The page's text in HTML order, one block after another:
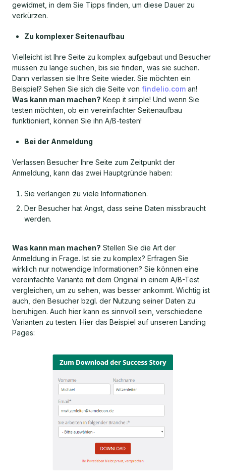
gewidmet, in dem Sie Tipps finden, um diese Dauer zu
verkürzen.
Zu komplexer Seitenaufbau
Vielleicht ist Ihre Seite zu komplex aufgebaut und Besucher
müssen zu lange suchen, bis sie finden, was sie suchen.
Dann verlassen sie Ihre Seite wieder. Sie möchten ein
Beispiel? Sehen Sie sich die Seite von findelio.com an!
Was kann man machen? Keep it simple! Und wenn Sie
testen möchten, ob ein vereinfachter Seitenaufbau
funktioniert, können Sie ihn A/B-testen!
Bei der Anmeldung
Verlassen Besucher Ihre Seite zum Zeitpunkt der
Anmeldung, kann das zwei Hauptgründe haben:
Sie verlangen zu viele Informationen.
Der Besucher hat Angst, dass seine Daten missbraucht
werden.
Was kann man machen? Stellen Sie die Art der
Anmeldung in Frage. Ist sie zu komplex? Erfragen Sie
wirklich nur notwendige Informationen? Sie können eine
vereinfachte Variante mit dem Original in einem A/B-Test
vergleichen, um zu sehen, was besser ankommt. Wichtig ist
auch, den Besucher bzgl. der Nutzung seiner Daten zu
beruhigen. Auch hier kann es sinnvoll sein, verschiedene
Varianten zu testen. Hier das Beispiel auf unseren Landing
Pages: